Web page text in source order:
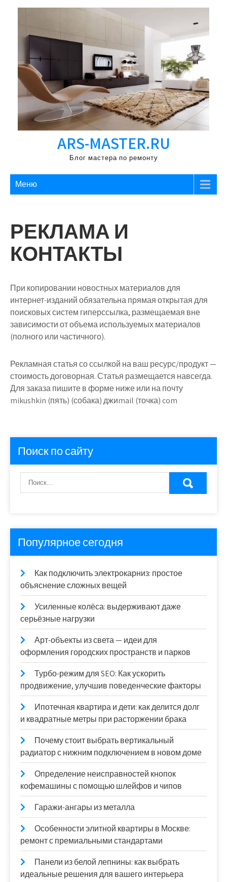
Перейти
ARS-MASTER.RU
Блог мастера по ремонту
Меню
РЕКЛАМА И
КОНТАКТЫ
При копировании новостных материалов для
интернет-изданий обязательна прямая открытая для
поисковых систем гиперссылка, размещаемая вне
зависимости от объема используемых материалов
(полного или частичного).
Рекламная статья со ссылкой на ваш ресурс/продукт —
стоимость договорная. Статья размещается навсегда.
Для заказа пишите в форме ниже или на почту
mikushkin (пять) (собака) джиmail (точка) com
Поиск по сайту
Популярное сегодня
Как подключить электрокарниз: простое
объяснение сложных вещей
Усиленные колёса: выдерживают даже
серьёзные нагрузки
Арт-объекты из света — идеи для
оформления городских пространств и парков
Турбо-режим для SEO: Как ускорить
продвижение, улучшив поведенческие факторы
Ипотечная квартира и дети: как делится долг
и квадратные метры при расторжении брака
Почему стоит выбрать вертикальный
радиатор с нижним подключением в новом доме
Определение неисправностей кнопок
кофемашины с помощью шлейфов и чипов
Гаражи-ангары из металла
Особенности элитной квартиры в Москве:
ремонт с премиальными стандартами
Панели из белой лепнины: как выбрать
идеальные решения для вашего интерьера